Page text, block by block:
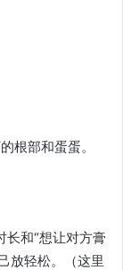
根部和蛋蛋。
长和“想让对方膏
放轻松。（这里